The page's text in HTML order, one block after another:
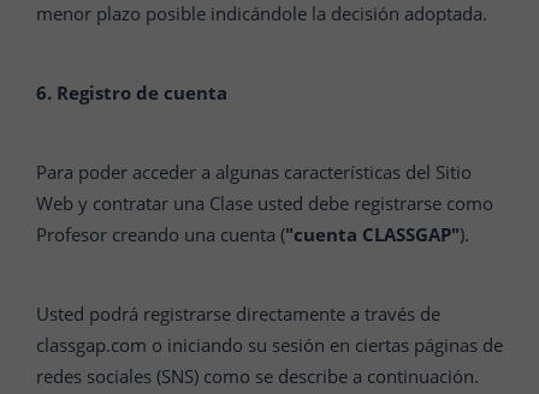
menor plazo posible indicándole la decisión adoptada.
6. Registro de cuenta
Para poder acceder a algunas características del Sitio
Web y contratar una Clase usted debe registrarse como
Profesor creando una cuenta ("cuenta CLASSGAP").
Usted podrá registrarse directamente a través de
classgap.com o iniciando su sesión en ciertas páginas de
redes sociales (SNS) como se describe a continuación.